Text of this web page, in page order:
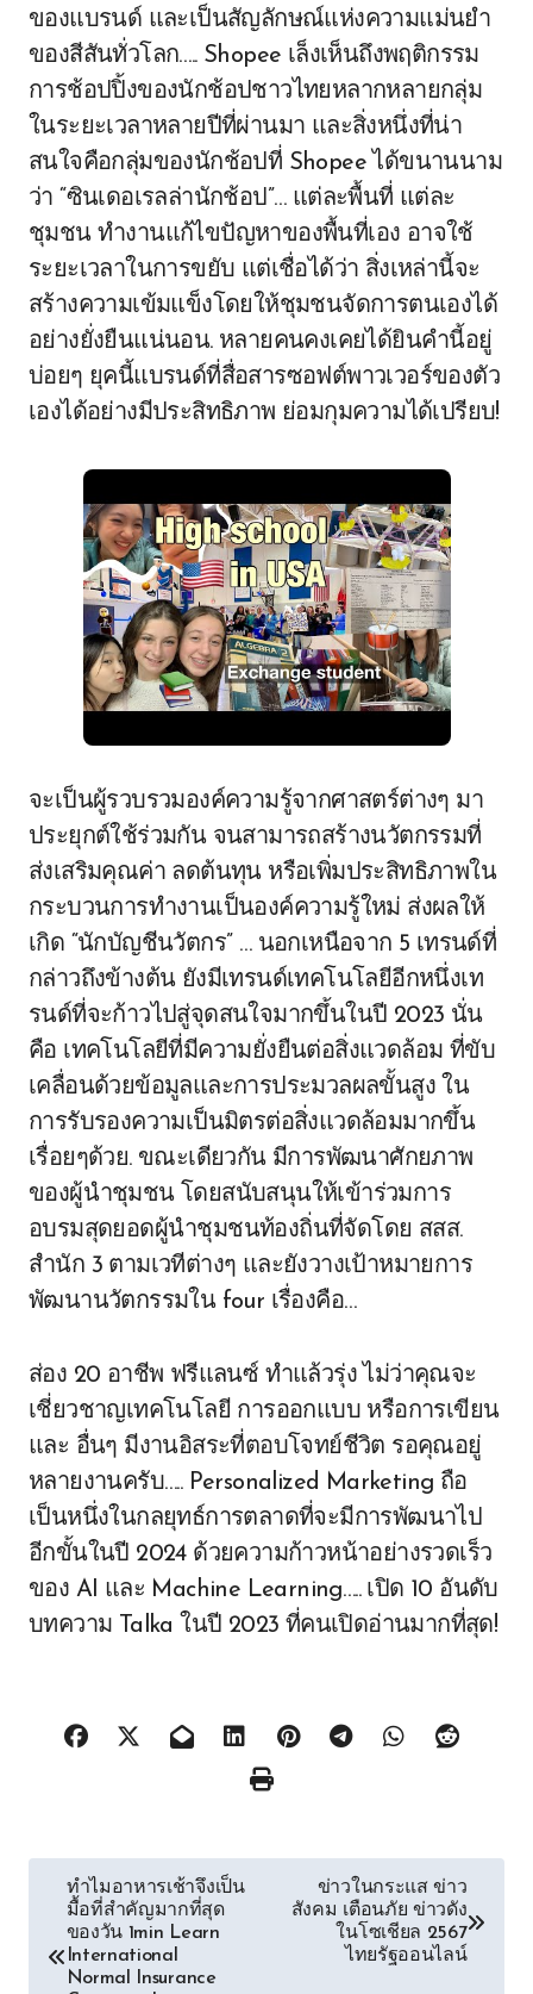
ของแบรนด์ และเป็นสัญลักษณ์แห่งความแม่นยำ
ของสีสันทั่วโลก….. Shopee เล็งเห็นถึงพฤติกรรม
การช้อปปิ้งของนักช้อปชาวไทยหลากหลายกลุ่ม
ในระยะเวลาหลายปีที่ผ่านมา และสิ่งหนึ่งที่น่า
สนใจคือกลุ่มของนักช้อปที่ Shopee ได้ขนานนาม
ว่า “ซินเดอเรลล่านักช้อป”… แต่ละพื้นที่ แต่ละ
ชุมชน ทำงานแก้ไขปัญหาของพื้นที่เอง อาจใช้
ระยะเวลาในการขยับ แต่เชื่อได้ว่า สิ่งเหล่านี้จะ
สร้างความเข้มแข็งโดยให้ชุมชนจัดการตนเองได้
อย่างยั่งยืนแน่นอน. หลายคนคงเคยได้ยินคำนี้อยู่
บ่อยๆ ยุคนี้แบรนด์ที่สื่อสารซอฟต์พาวเวอร์ของตัว
เองได้อย่างมีประสิทธิภาพ ย่อมกุมความได้เปรียบ!
จะเป็นผู้รวบรวมองค์ความรู้จากศาสตร์ต่างๆ มา
ประยุกต์ใช้ร่วมกัน จนสามารถสร้างนวัตกรรมที่
ส่งเสริมคุณค่า ลดต้นทุน หรือเพิ่มประสิทธิภาพใน
กระบวนการทำงานเป็นองค์ความรู้ใหม่ ส่งผลให้
เกิด “นักบัญชีนวัตกร” … นอกเหนือจาก 5 เทรนด์ที่
กล่าวถึงข้างต้น ยังมีเทรนด์เทคโนโลยีอีกหนึ่งเท
รนด์ที่จะก้าวไปสู่จุดสนใจมากขึ้นในปี 2023 นั่น
คือ เทคโนโลยีที่มีความยั่งยืนต่อสิ่งแวดล้อม ที่ขับ
เคลื่อนด้วยข้อมูลและการประมวลผลขั้นสูง ใน
การรับรองความเป็นมิตรต่อสิ่งแวดล้อมมากขึ้น
เรื่อยๆด้วย. ขณะเดียวกัน มีการพัฒนาศักยภาพ
ของผู้นำชุมชน โดยสนับสนุนให้เข้าร่วมการ
อบรมสุดยอดผู้นำชุมชนท้องถิ่นที่จัดโดย สสส.
สำนัก 3 ตามเวทีต่างๆ และยังวางเป้าหมายการ
พัฒนานวัตกรรมใน four เรื่องคือ…
ส่อง 20 อาชีพ ฟรีแลนซ์ ทำแล้วรุ่ง ไม่ว่าคุณจะ
เชี่ยวชาญเทคโนโลยี การออกแบบ หรือการเขียน
และ อื่นๆ มีงานอิสระที่ตอบโจทย์ชีวิต รอคุณอยู่
หลายงานครับ….. Personalized Marketing ถือ
เป็นหนึ่งในกลยุทธ์การตลาดที่จะมีการพัฒนาไป
อีกขั้นในปี 2024 ด้วยความก้าวหน้าอย่างรวดเร็ว
ของ AI และ Machine Learning….. เปิด 10 อันดับ
บทความ Talka ในปี 2023 ที่คนเปิดอ่านมากที่สุด!
Post
navigation
ทำไมอาหารเช้าจึงเป็น
มื้อที่สำคัญมากที่สุด
ของวัน 1min Learn
International
Normal Insurance
ข่าวในกระแส ข่าว
สังคม เตือนภัย ข่าวดัง
ในโซเชียล 2567
ไทยรัฐออนไลน์